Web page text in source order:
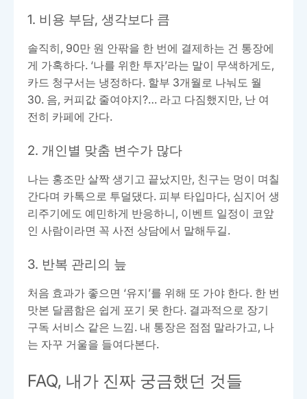
1. 비용 부담, 생각보다 큼
솔직히, 90만 원 안팎을 한 번에 결제하는 건 통장에
게 가혹하다. ‘나를 위한 투자’라는 말이 무색하게도,
카드 청구서는 냉정하다. 할부 3개월로 나눠도 월
30. 음, 커피값 줄여야지?… 라고 다짐했지만, 난 여
전히 카페에 간다.
2. 개인별 맞춤 변수가 많다
나는 홍조만 살짝 생기고 끝났지만, 친구는 멍이 며칠
간다며 카톡으로 투덜댔다. 피부 타입마다, 심지어 생
리주기에도 예민하게 반응하니, 이벤트 일정이 코앞
인 사람이라면 꼭 사전 상담에서 말해두길.
3. 반복 관리의 늪
처음 효과가 좋으면 ‘유지’를 위해 또 가야 한다. 한 번
맛본 달콤함은 쉽게 포기 못 한다. 결과적으로 장기
구독 서비스 같은 느낌. 내 통장은 점점 말라가고, 나
는 자꾸 거울을 들여다본다.
FAQ, 내가 진짜 궁금했던 것들